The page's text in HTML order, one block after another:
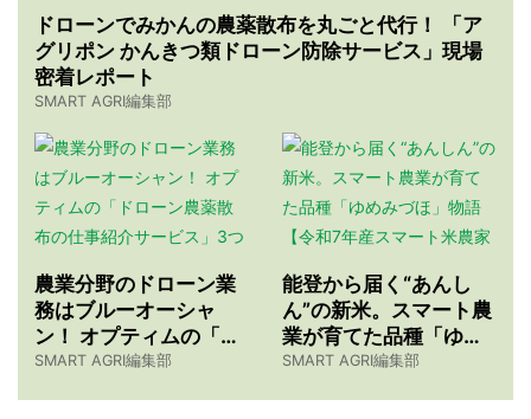
ドローンでみかんの農薬散布を丸ごと代行！ 「ア
グリポン かんきつ類ドローン防除サービス」現場
密着レポート
SMART AGRI編集部
農業分野のドローン業
務はブルーオーシャ
ン！ オプティムの「ド
ローン農薬散布の仕事
SMART AGRI編集部
能登から届く“あんし
ん”の新米。スマート農
業が育てた品種「ゆめ
みづほ」物語 【令和7
SMART AGRI編集部